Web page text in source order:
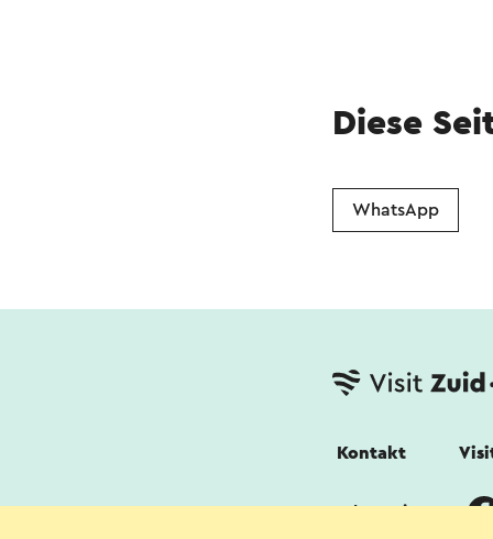
Diese
WhatsApp
Kontakt